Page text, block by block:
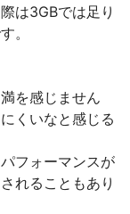
は3GBでは足り
。
を感じません
くいなと感じる
フォーマンスが
れることもあり